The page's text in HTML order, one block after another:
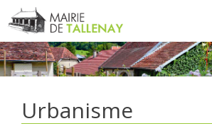
Aller
au
contenu
Urbanisme